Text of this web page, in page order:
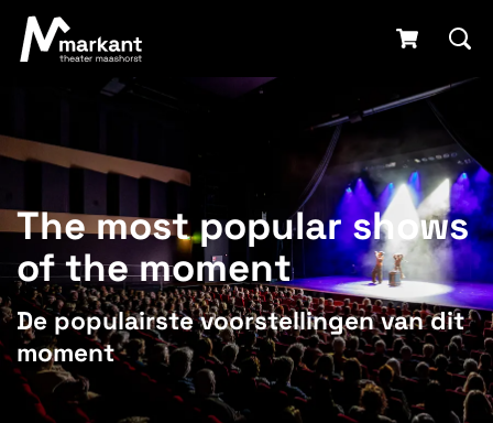
The most popular shows
of the moment
De populairste voorstellingen van dit
moment